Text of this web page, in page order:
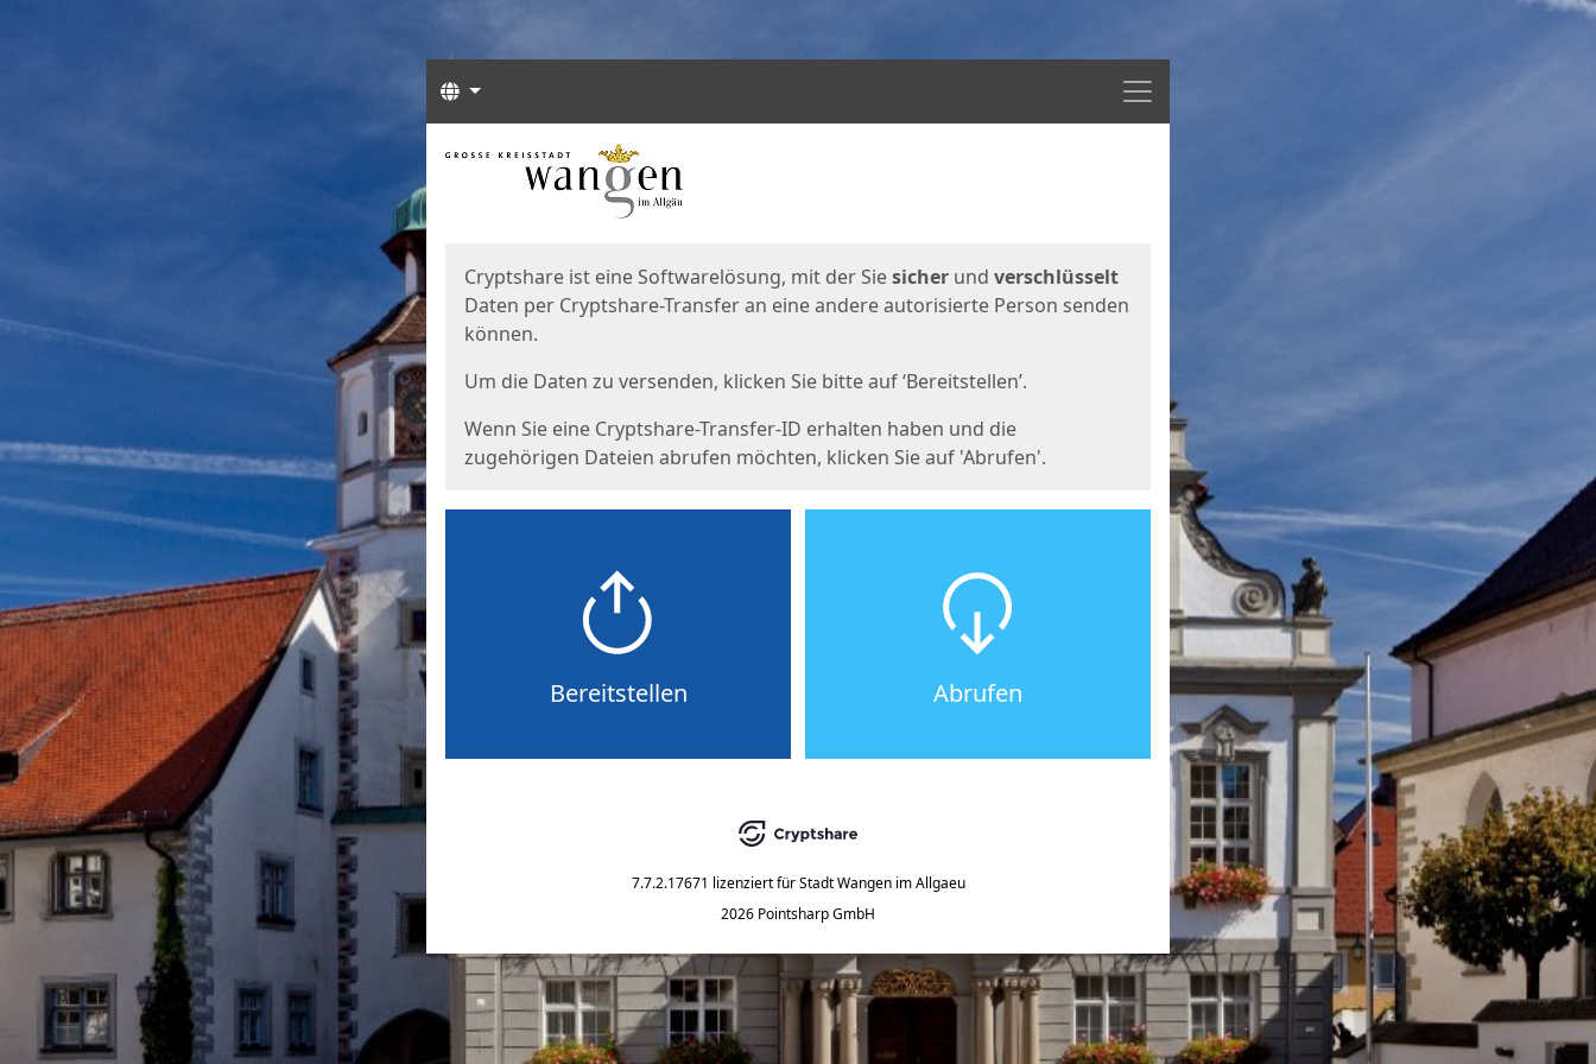
Menü
Sprachen
Start
Cryptshare ist eine Softwarelösung, mit der Siesicher und verschlüsselt
Daten per Cryptshare-Transfer an eine andere autorisierte Person senden
können.
Um die Daten zu versenden, klicken Sie bitte auf ‘Bereitstellen’.
Wenn Sie eine Cryptshare-Transfer-ID erhalten haben und die
zugehörigen Dateien abrufen möchten, klicken Sie auf 'Abrufen'.
Bereitstellen Abrufen
7.7.2.17671 lizenziert für Stadt Wangen im Allgaeu
2026 Pointsharp GmbH